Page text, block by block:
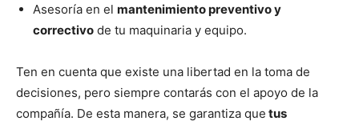
Asesoría en el mantenimiento preventivo y
correctivo de tu maquinaria y equipo.
Ten en cuenta que existe una libertad en la toma de
decisiones, pero siempre contarás con el apoyo de la
compañía. De esta manera, se garantiza que tus